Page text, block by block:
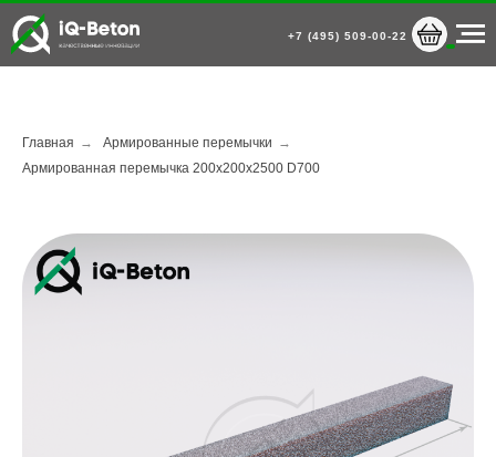
+7 (495) 509-00-22
Главная → Армированные перемычки →
Армированная перемычка 200х200х2500 D700